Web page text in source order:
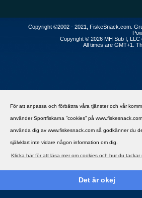
För att anpassa och förbättra våra tjänster och vår
använder Sportfiskarna ”cookies” på
använda dig av www.fiskesnack.com så godkänner du
självklart inte vidare någon information om dig.
Klicka här för att läsa mer om cookies och hur du tackar
Det är okej
Copyright ©2002 - 2021, FiskeSnack.com.
Copyright © 2026 MH Sub I, LLC
All times are GMT+1.